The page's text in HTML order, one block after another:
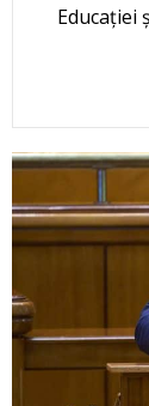
Educației